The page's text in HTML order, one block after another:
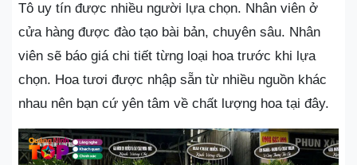
Tô uy tín được nhiều người lựa chọn. Nhân viên ở
cửa hàng được đào tạo bài bản, chuyên sâu. Nhân
viên sẽ báo giá chi tiết từng loại hoa trước khi lựa
chọn. Hoa tươi được nhập sẵn từ nhiều nguồn khác
nhau nên bạn cứ yên tâm về chất lượng hoa tại đây.